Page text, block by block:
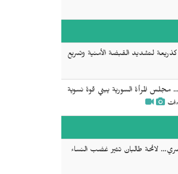
لتشديد القبضة الأمنية وتسريع
مجلس المرأة السورية يبني قوة نسوية
لائحة طالبان تثير غضب النساء